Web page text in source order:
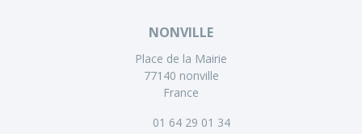
NONVILLE
Place de la Mairie
77140 nonville
France
01 64 29 01 34